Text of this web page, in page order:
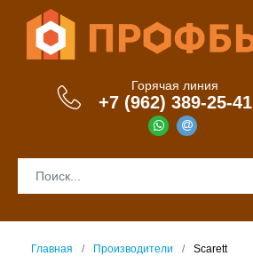
Горячая линия
+7 (962) 389-25-41
Главная Производители Scarett